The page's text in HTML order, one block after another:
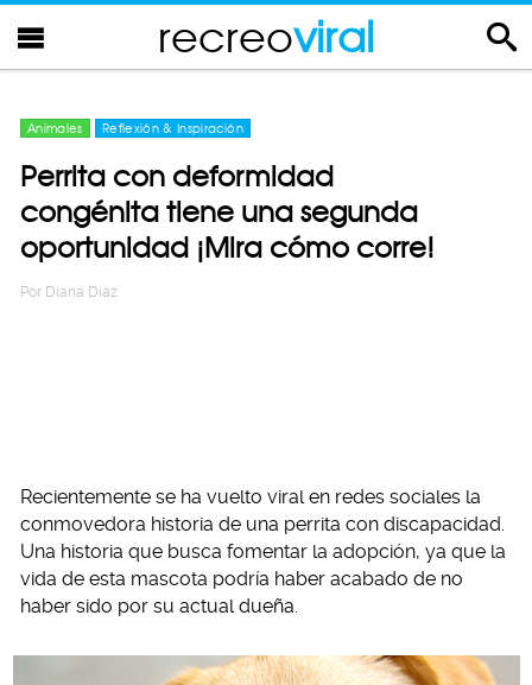
recreoviral
Animales Reflexión & Inspiración
Perrita con deformidad
congénita tiene una segunda
oportunidad ¡Mira cómo corre!
Por Diana Diaz
Recientemente se ha vuelto viral en redes sociales la
conmovedora historia de una perrita con discapacidad.
Una historia que busca fomentar la adopción, ya que la
vida de esta mascota podría haber acabado de no
haber sido por su actual dueña.